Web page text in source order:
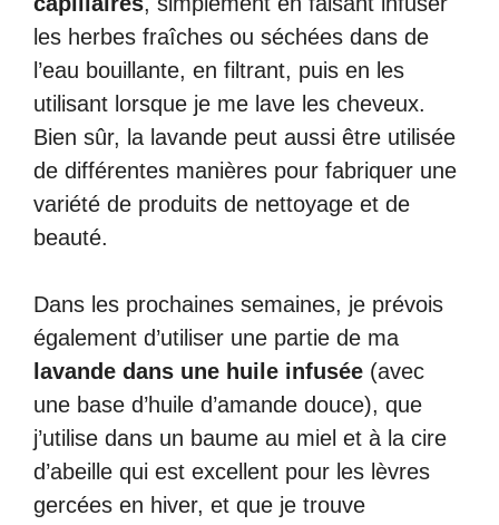
les herbes fraîches ou séchées dans de
l’eau bouillante, en filtrant, puis en les
utilisant lorsque je me lave les cheveux.
Bien sûr, la lavande peut aussi être utilisée
de différentes manières pour fabriquer une
variété de produits de nettoyage et de
beauté.
Dans les prochaines semaines, je prévois
également d’utiliser une partie de ma
lavande dans une huile infusée (avec
une base d’huile d’amande douce), que
j’utilise dans un baume au miel et à la cire
d’abeille qui est excellent pour les lèvres
gercées en hiver, et que je trouve